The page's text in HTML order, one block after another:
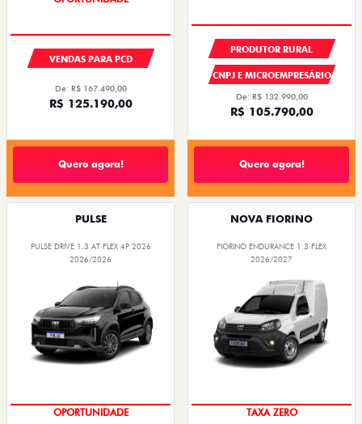
VENDAS PARA PCD
De: R$ 167.490,00
R$ 125.190,00
Quero agora!
PRODUTOR RURAL
CNPJ E MICROEMPRESÁRIO
De: R$ 132.990,00
R$ 105.790,00
Quero agora!
PULSE
PULSE DRIVE 1.3 AT FLEX 4P 2026
2026/2026
OPORTUNIDADE
NOVA FIORINO
FIORINO ENDURANCE 1.3 FLEX
2026/2027
TAXA ZERO